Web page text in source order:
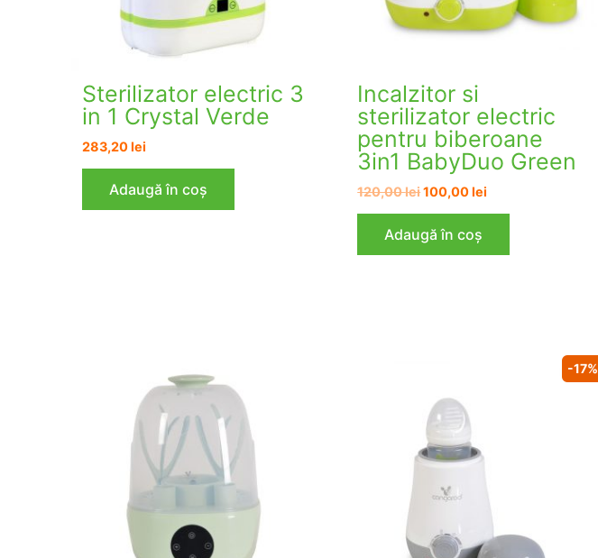
Sterilizator electric 3
in 1 Crystal Verde
283,20lei
Adaugă în coș
Incalzitor si
sterilizator electric
pentru biberoane
3in1 BabyDuo Green
120,00leiPrețul
fost:
120,00 lei.
100,00lei
Adaugă în coș
-17%